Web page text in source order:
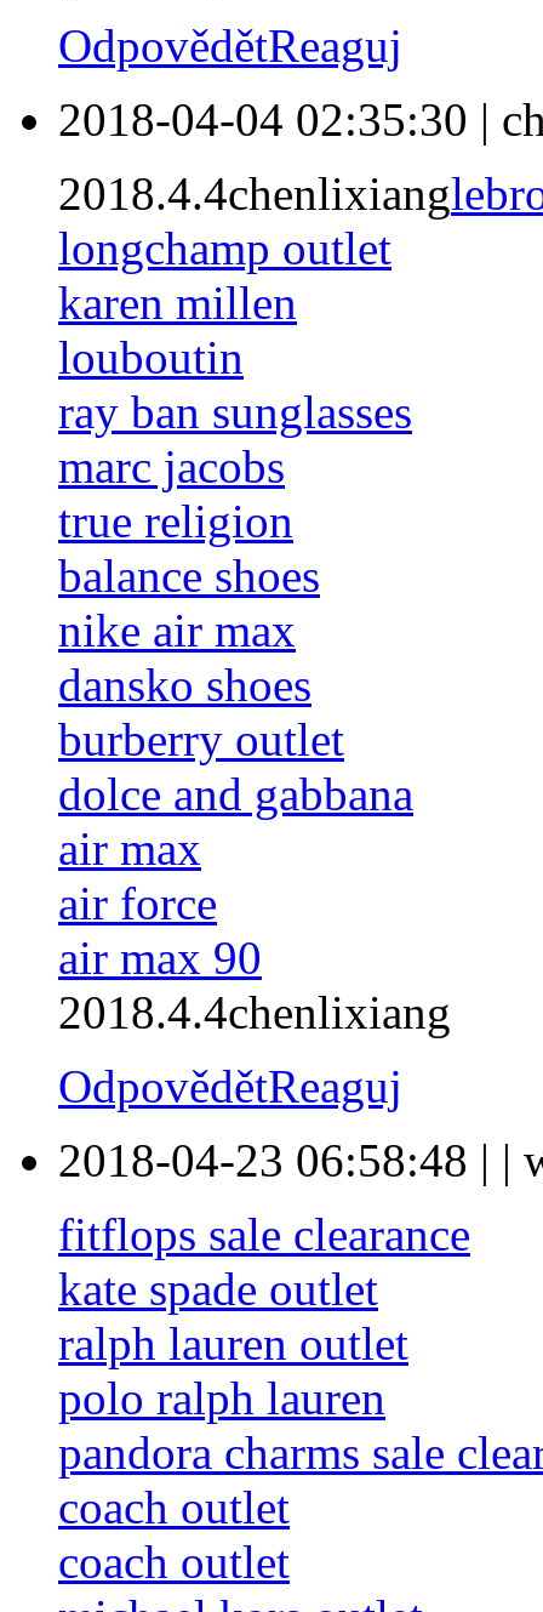
OdpovědětReaguj
2018-04-04 02:35:30 |
2018.4.4chenlixiang
longchamp outlet
karen millen
louboutin
ray ban sunglasses
marc jacobs
true religion
balance shoes
nike air max
dansko shoes
burberry outlet
dolce and gabbana
air max
air force
air max 90
2018.4.4chenlixiang
OdpovědětReaguj
2018-04-23 06:58:48 | |
fitflops sale clearance
kate spade outlet
ralph lauren outlet
polo ralph lauren
pandora charms sale
coach outlet
coach outlet